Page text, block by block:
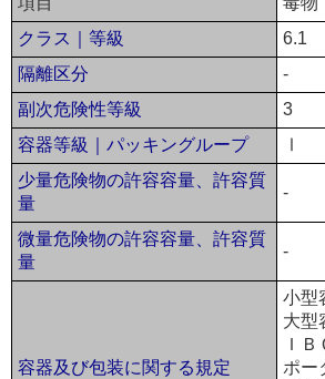
クラス｜等級
6.1
隔離区分
-
副次危険性等級
3
容器等級｜パッキングループ
Ⅰ
少量危険物の許容容量、許容質
量
-
微量危険物の許容容量、許容質
量
-
容器及び包装に関する規定
小型
大型
Ｉ
ポー